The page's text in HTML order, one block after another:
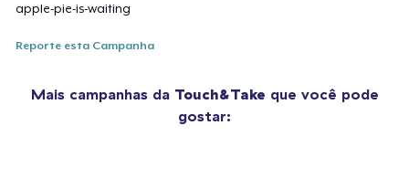
apple-pie-is-waiting
Reporte esta Campanha
Mais campanhas da Touch&Take que você pode
gostar: